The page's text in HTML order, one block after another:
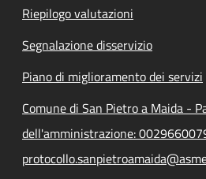
Riepilogo valutazioni
Segnalazione disservizio
Piano di miglioramento dei servizi
Comune di San Pietro a Maida -
dell'amministrazione: